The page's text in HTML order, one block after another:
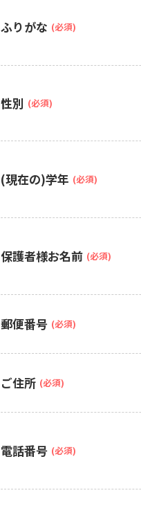
ふりがな (必須)
性別 (必須)
(現在の)学年 (必須)
保護者様お名前 (必須)
郵便番号 (必須)
ご住所 (必須)
電話番号 (必須)